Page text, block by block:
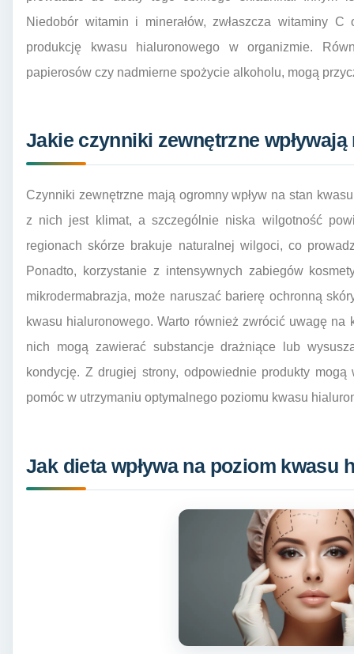
Niedobór witamin i minerałów, zwłaszcza witaminy
produkcję kwasu hialuronowego w organizmie.
papierosów czy nadmierne spożycie alkoholu, mogą
Jakie czynniki zewnętrzne
Czynniki zewnętrzne mają ogromny wpływ na stan
z nich jest klimat, a szczególnie niska wilgotność
regionach skórze brakuje naturalnej wilgoci, co
Ponadto, korzystanie z intensywnych zabiegów
mikrodermabrazja, może naruszać barierę ochronną
kwasu hialuronowego. Warto również zwrócić uwagę
nich mogą zawierać substancje drażniące lub
kondycję. Z drugiej strony, odpowiednie produkty
pomóc w utrzymaniu optymalnego poziomu kwasu
Jak dieta wpływa na poziom kwasu